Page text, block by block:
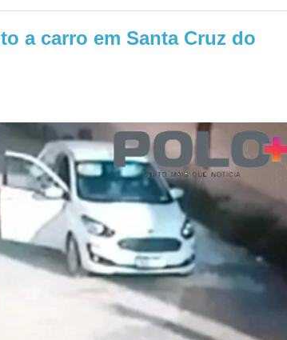
a carro em Santa Cruz do